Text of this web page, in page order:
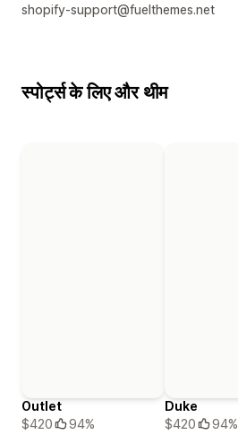
shopify-support@fuelthemes.net
स्पोर्ट्स के लिए और थीम
Outlet
$420
94%
Duke
$420
94%